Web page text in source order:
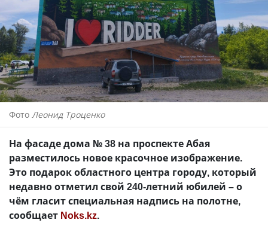
Фото Леонид Троценко
На фасаде дома № 38 на проспекте Абая
разместилось новое красочное изображение.
Это подарок областного центра городу, который
недавно отметил свой 240-летний юбилей – о
чём гласит специальная надпись на полотне,
сообщает Noks.kz.